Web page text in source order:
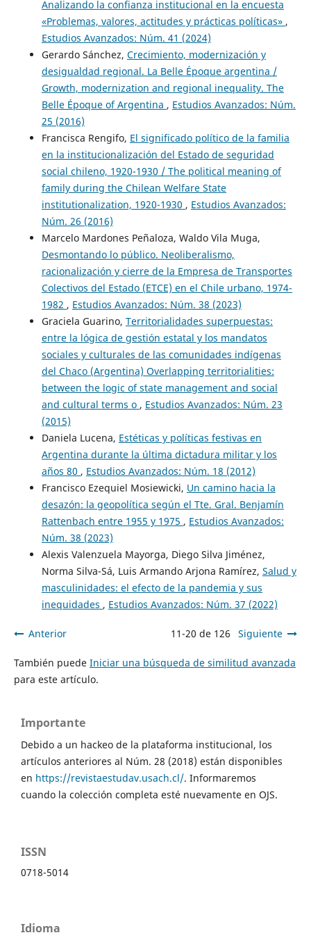
Analizando la confianza institucional en la encuesta
«Problemas, valores, actitudes y prácticas políticas» ,
Estudios Avanzados: Núm. 41 (2024)
Gerardo Sánchez, Crecimiento, modernización y
desigualdad regional. La Belle Époque argentina /
Growth, modernization and regional inequality. The
Belle Époque of Argentina , Estudios Avanzados: Núm.
25 (2016)
Francisca Rengifo, El significado político de la familia
en la institucionalización del Estado de seguridad
social chileno, 1920-1930 / The political meaning of
family during the Chilean Welfare State
institutionalization, 1920-1930 , Estudios Avanzados:
Núm. 26 (2016)
Marcelo Mardones Peñaloza, Waldo Vila Muga,
Desmontando lo público. Neoliberalismo,
racionalización y cierre de la Empresa de Transportes
Colectivos del Estado (ETCE) en el Chile urbano, 1974-
1982 , Estudios Avanzados: Núm. 38 (2023)
Graciela Guarino, Territorialidades superpuestas:
entre la lógica de gestión estatal y los mandatos
sociales y culturales de las comunidades indígenas
del Chaco (Argentina) Overlapping territorialities:
between the logic of state management and social
and cultural terms o , Estudios Avanzados: Núm. 23
(2015)
Daniela Lucena, Estéticas y políticas festivas en
Argentina durante la última dictadura militar y los
años 80 , Estudios Avanzados: Núm. 18 (2012)
Francisco Ezequiel Mosiewicki, Un camino hacia la
desazón: la geopolítica según el Tte. Gral. Benjamín
Rattenbach entre 1955 y 1975 , Estudios Avanzados:
Núm. 38 (2023)
Alexis Valenzuela Mayorga, Diego Silva Jiménez,
Norma Silva-Sá, Luis Armando Arjona Ramírez, Salud y
masculinidades: el efecto de la pandemia y sus
inequidades , Estudios Avanzados: Núm. 37 (2022)
Anterior 11-20 de 126 Siguiente
También puede Iniciar una búsqueda de similitud avanzada
para este artículo.
Importante
Debido a un hackeo de la plataforma institucional, los
artículos anteriores al Núm. 28 (2018) están disponibles
en https://revistaestudav.usach.cl/. Informaremos
cuando la colección completa esté nuevamente en OJS.
ISSN
0718-5014
Idioma